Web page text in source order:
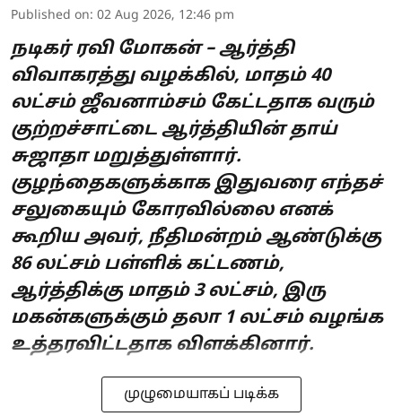
Published on: 02 Aug 2026, 12:46 pm
நடிகர் ரவி மோகன் – ஆர்த்தி
விவாகரத்து வழக்கில், மாதம் 40
லட்சம் ஜீவனாம்சம் கேட்டதாக வரும்
குற்றச்சாட்டை ஆர்த்தியின் தாய்
சுஜாதா மறுத்துள்ளார்.
குழந்தைகளுக்காக இதுவரை எந்தச்
சலுகையும் கோரவில்லை எனக்
கூறிய அவர், நீதிமன்றம் ஆண்டுக்கு
86 லட்சம் பள்ளிக் கட்டணம்,
ஆர்த்திக்கு மாதம் 3 லட்சம், இரு
மகன்களுக்கும் தலா 1 லட்சம் வழங்க
உத்தரவிட்டதாக விளக்கினார்.
முழுமையாகப் படிக்க